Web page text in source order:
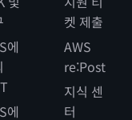
에
에
켓 제출
AWS
re:Post
지식 센
터